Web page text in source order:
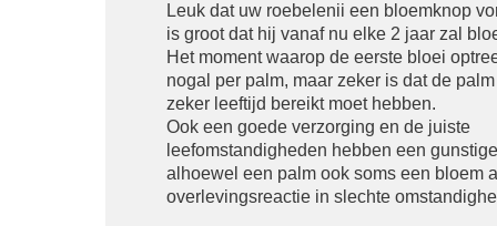
Leuk dat uw roebelenii een bloemknop
is groot dat hij vanaf nu elke 2 jaar zal
Het moment waarop de eerste bloei
nogal per palm, maar zeker is dat de
zeker leeftijd bereikt moet hebben.
Ook een goede verzorging en de juiste
leefomstandigheden hebben een
alhoewel een palm ook soms een bloem
overlevingsreactie in slechte